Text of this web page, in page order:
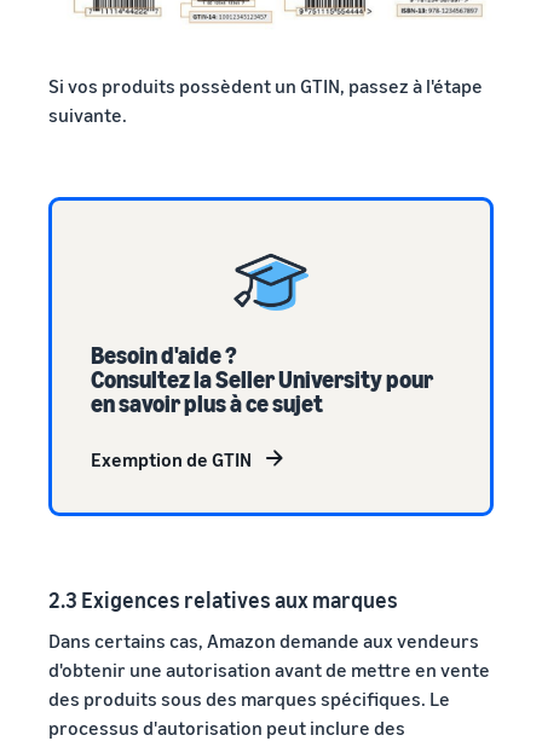
Si vos produits possèdent un GTIN, passez à l'étape
suivante.
Besoin d'aide ?
Consultez la Seller University pour
en savoir plus à ce sujet
Exemption de GTIN
2.3 Exigences relatives aux marques
Dans certains cas, Amazon demande aux vendeurs
d'obtenir une autorisation avant de mettre en vente
des produits sous des marques spécifiques. Le
processus d'autorisation peut inclure des